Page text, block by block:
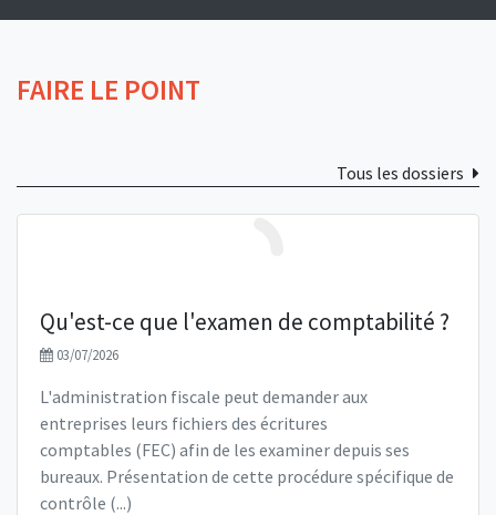
FAIRE LE POINT
Tous les dossiers
Qu'est-ce que l'examen de comptabilité ?
03/07/2026
L'administration fiscale peut demander aux
entreprises leurs fichiers des écritures
comptables (FEC) afin de les examiner depuis ses
bureaux. Présentation de cette procédure spécifique de
contrôle (...)